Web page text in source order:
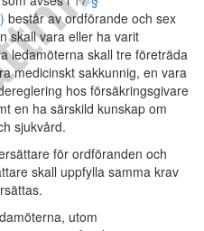
består av ordförande och sex
skall vara eller ha varit
ledamöterna skall tre företräda
medicinskt sakkunnig, en vara
hos försäkringsgivare
en ha särskild kunskap om
sjukvård.
för ordföranden och
skall uppfylla samma krav
utom